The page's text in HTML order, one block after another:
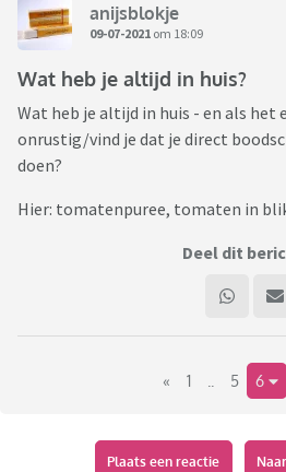
anijsblokje
09-07-2021 om 18:09
Wat heb je altijd in huis?
Wat heb je altijd in huis - en als het
onrustig/vind je dat je direct
doen?
Hier: tomatenpuree, tomaten in
Deel dit
« 1 5 6
Plaats een reactie